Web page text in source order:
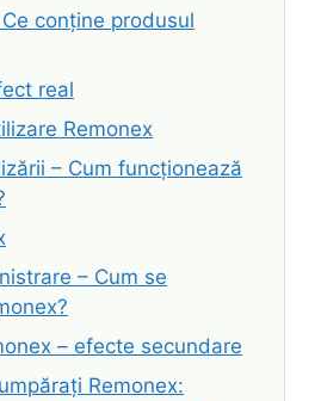
conține produsul
real
Remonex
– Cum funcționează
– Cum se
– efecte secundare
Remonex: